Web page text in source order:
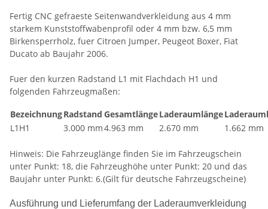
Fertig CNC gefraeste Seitenwandverkleidung aus 4 mm
starkem Kunststoffwabenprofil oder 4 mm bzw. 6,5 mm
Birkensperrholz, fuer Citroen Jumper, Peugeot Boxer, Fiat
Ducato ab Baujahr 2006.
Fuer den kurzen Radstand L1 mit Flachdach H1 und
folgenden Fahrzeugmaßen:
BezeichnungRadstand GesamtlängeLaderaumlänge
L1H1
3.000 mm4.963 mm 2.670 mm 1.662 mm
Hinweis: Die Fahrzeuglänge finden Sie im Fahrzeugschein
unter Punkt: 18, die Fahrzeughöhe unter Punkt: 20 und das
Baujahr unter Punkt: 6.(Gilt für deutsche Fahrzeugscheine)
Ausführung und Lieferumfang der Laderaumverkleidung